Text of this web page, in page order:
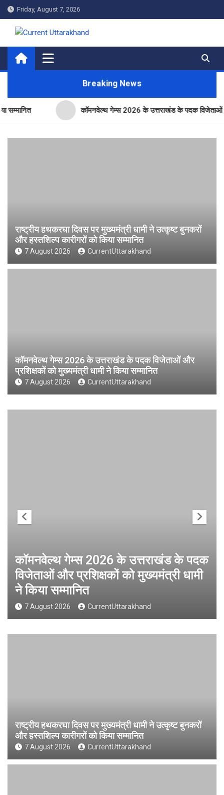
Skip
to
content
Friday, August 7, 2026
Current Uttarakhand
Breaking News
कॉमनवेल्थ गेम्स 2026 के उत्तराखंड के पदक विजेताओं और
राष्ट्रीय हथकरघा दिवस पर मुख्यमंत्री धामी ने उत्कृष्ट बुनकरों
और हस्तशिल्प कारीगरों को किया सम्मानित
7 August 2026 CurrentUttarakhand
कॉमनवेल्थ गेम्स 2026 के उत्तराखंड के पदक विजेताओं और
प्रशिक्षकों को मुख्यमंत्री धामी ने किया सम्मानित
7 August 2026 CurrentUttarakhand
कॉमनवेल्थ गेम्स 2026 के उत्तराखंड के पदक
विजेताओं और प्रशिक्षकों को मुख्यमंत्री धामी
ने किया सम्मानित
7 August 2026 CurrentUttarakhand
राष्ट्रीय हथकरघा दिवस पर मुख्यमंत्री धामी ने उत्कृष्ट बुनकरों
और हस्तशिल्प कारीगरों को किया सम्मानित
7 August 2026 CurrentUttarakhand